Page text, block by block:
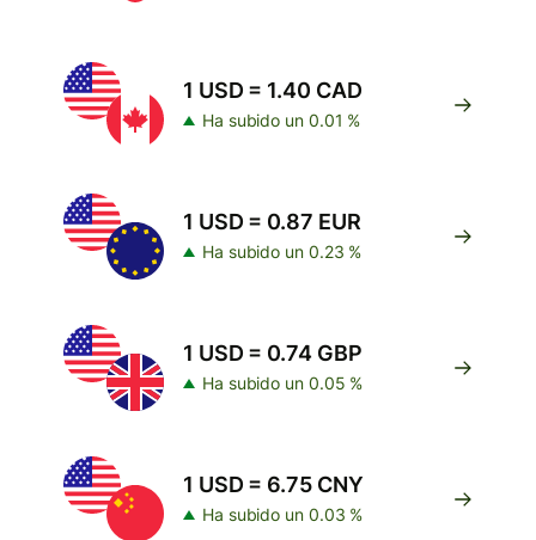
1 USD = 1.40 CAD
Ha subido un 0.01 %
1 USD = 0.87 EUR
Ha subido un 0.23 %
1 USD = 0.74 GBP
Ha subido un 0.05 %
1 USD = 6.75 CNY
Ha subido un 0.03 %